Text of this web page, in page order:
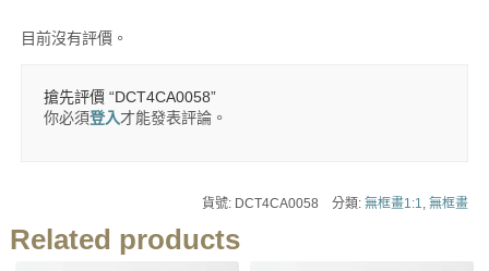
目前沒有評價。
搶先評價 “DCT4CA0058”
你必須登入才能發表評論。
貨號: DCT4CA0058 分類:無框畫1:1 ,無框畫
Related products